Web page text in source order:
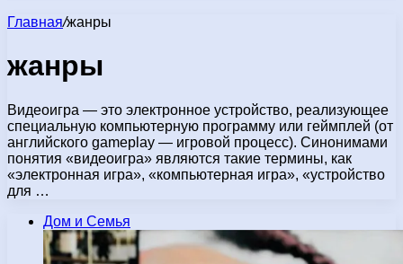
Главная/жанры
жанры
Видеоигра — это электронное устройство, реализующее
специальную компьютерную программу или геймплей (от
английского gameplay — игровой процесс). Синонимами
понятия «видеоигра» являются такие термины, как
«электронная игра», «компьютерная игра», «устройство
для …
Дом и Семья